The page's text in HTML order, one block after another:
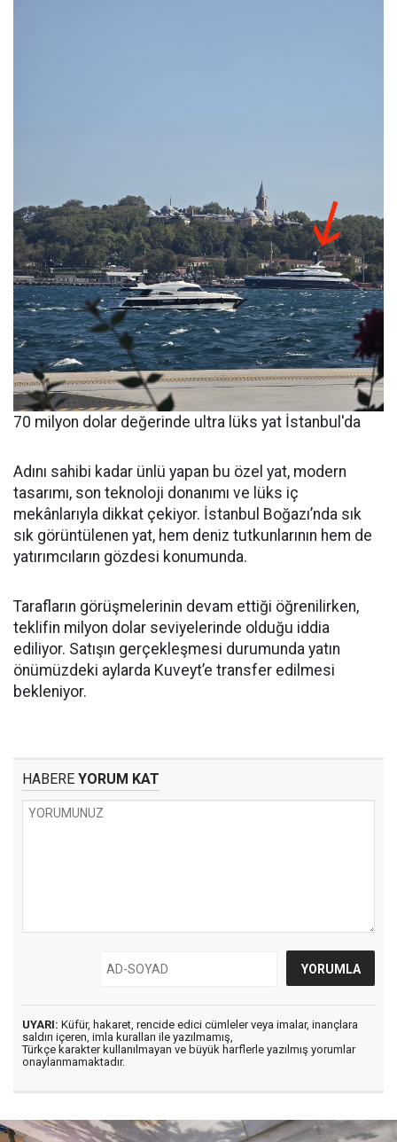
70 milyon dolar değerinde ultra lüks yat İstanbul'da
Adını sahibi kadar ünlü yapan bu özel yat, modern
tasarımı, son teknoloji donanımı ve lüks iç
mekânlarıyla dikkat çekiyor. İstanbul Boğazı’nda sık
sık görüntülenen yat, hem deniz tutkunlarının hem de
yatırımcıların gözdesi konumunda.
Tarafların görüşmelerinin devam ettiği öğrenilirken,
teklifin milyon dolar seviyelerinde olduğu iddia
ediliyor. Satışın gerçekleşmesi durumunda yatın
önümüzdeki aylarda Kuveyt’e transfer edilmesi
bekleniyor.
HABERE YORUM KAT
UYARI: Küfür, hakaret, rencide edici cümleler veya imalar, inançlara
saldırı içeren, imla kuralları ile yazılmamış,
Türkçe karakter kullanılmayan ve büyük harflerle yazılmış yorumlar
onaylanmamaktadır.